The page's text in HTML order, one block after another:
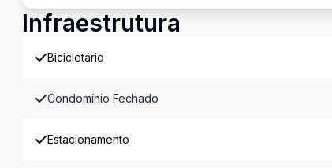
Infraestrutura
Bicicletário
Condomínio Fechado
Estacionamento